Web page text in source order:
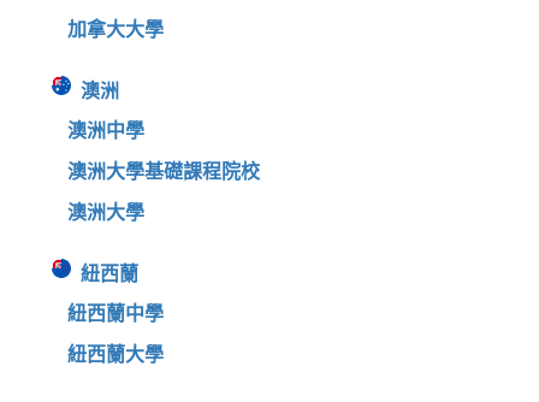
加拿大大學
澳洲
澳洲中學
澳洲大學基礎課程院校
澳洲大學
紐西蘭
紐西蘭中學
紐西蘭大學